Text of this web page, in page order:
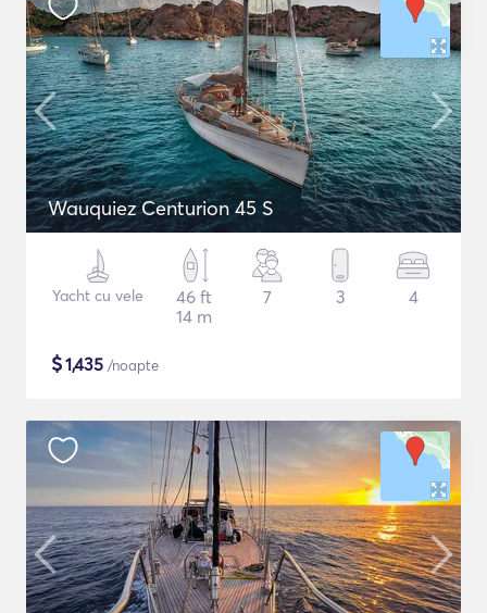
Wauquiez Centurion 45 S
Yacht cu vele
46 ft
14 m
7 3 4
$1,435 /noapte